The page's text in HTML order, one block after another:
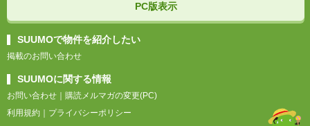
PC版表示
SUUMOで物件を紹介したい
掲載のお問い合わせ
SUUMOに関する情報
お問い合わせ
購読メルマガの変更(PC)
利用規約
プライバシーポリシー